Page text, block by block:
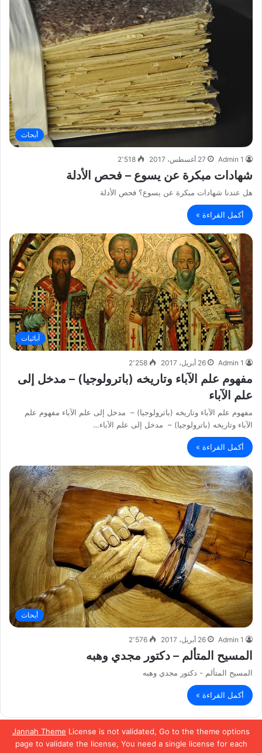
Jannah Theme License is not validated, Go to the theme options
page to validate the license, You need a single license for each
أبحاث
Admin 1 27 أغسطس، 2017 2٬518
شهادات مبكرة عن يسوع – فحص الأدلة
هل عندنا شهادات مبكرة عن يسوع؟ فحص الأدلة
أكمل القراءة »
آبائيات
Admin 1 26 أبريل، 2017 2٬258
مفهوم علم الآباء وتاريخه (باترولوجيا) – مدخل إلى
علم الآباء
مفهوم علم الآباء وتاريخه (باترولوجيا) – مدخل إلى علم الآباء مفهوم علم
الآباء وتاريخه (باترولوجيا) – مدخل إلى علم الآباء…
أكمل القراءة »
أبحاث
Admin 1 26 أبريل، 2017 2٬576
المسيح المتألم – دكتور مجدي وهبه
المسيح المتألم - دكتور مجدي وهبه
أكمل القراءة »
الصفحة السابقة الصفحة التالية